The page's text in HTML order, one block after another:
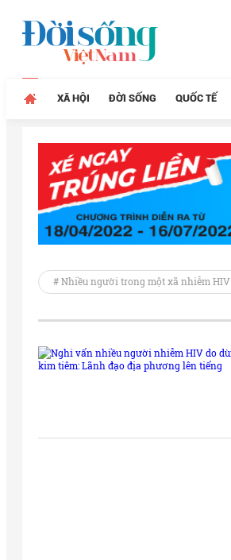
XÃ HỘI ĐỜI SỐNG QUỐC TẾ
# Nhiều người trong một xã nhiễm HIV